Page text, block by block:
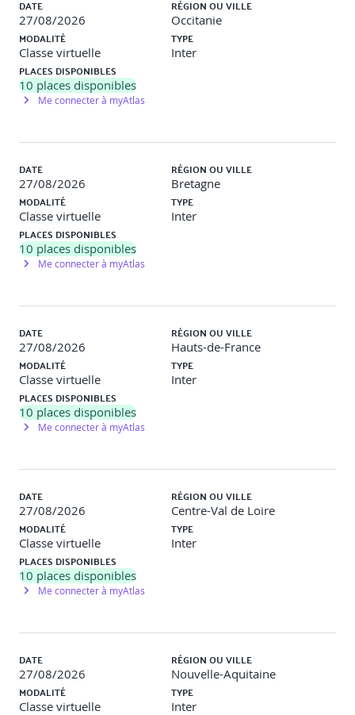
compétences, l
’écoute active, les difficultés particulières en
entretien, les leviers de motivation , comment donner du
feedback, d
ifférence entre buts, objectifs et consignes, etc...
DATE
27/08/2026
RÉGION OU VILLE
Occitanie
MODALITÉ
Classe virtuelle
TYPE
Inter
PLACES DISPONIBLES
10 places disponibles
Me connecter à myAtlas
DATE
27/08/2026
RÉGION OU VILLE
Bretagne
MODALITÉ
Classe virtuelle
TYPE
Inter
PLACES DISPONIBLES
10 places disponibles
Me connecter à myAtlas
DATE
27/08/2026
RÉGION OU VILLE
Hauts-de-France
MODALITÉ
Classe virtuelle
TYPE
Inter
PLACES DISPONIBLES
10 places disponibles
Me connecter à myAtlas
DATE
27/08/2026
RÉGION OU VILLE
Centre-Val de Loire
MODALITÉ
Classe virtuelle
TYPE
Inter
PLACES DISPONIBLES
10 places disponibles
Me connecter à myAtlas
DATE
27/08/2026
RÉGION OU VILLE
Nouvelle-Aquitaine
MODALITÉ
Classe virtuelle
TYPE
Inter